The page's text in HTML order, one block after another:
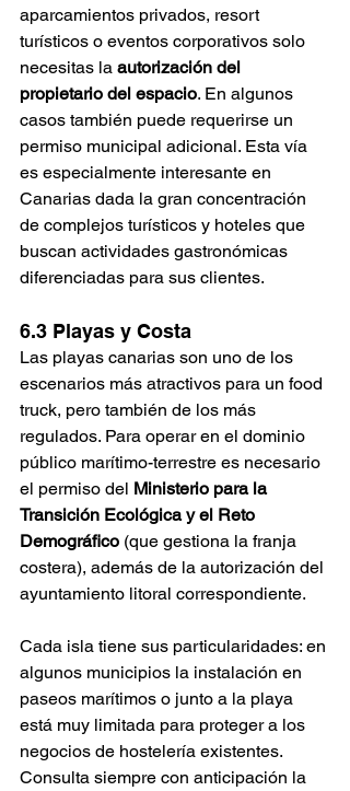
aparcamientos privados, resort
turísticos o eventos corporativos solo
necesitas la autorización del
propietario del espacio. En algunos
casos también puede requerirse un
permiso municipal adicional. Esta vía
es especialmente interesante en
Canarias dada la gran concentración
de complejos turísticos y hoteles que
buscan actividades gastronómicas
diferenciadas para sus clientes.
6.3 Playas y Costa
Las playas canarias son uno de los
escenarios más atractivos para un food
truck, pero también de los más
regulados. Para operar en el dominio
público marítimo-terrestre es necesario
el permiso del Ministerio para la
Transición Ecológica y el Reto
Demográfico (que gestiona la franja
costera), además de la autorización del
ayuntamiento litoral correspondiente.
Cada isla tiene sus particularidades: en
algunos municipios la instalación en
paseos marítimos o junto a la playa
está muy limitada para proteger a los
negocios de hostelería existentes.
Consulta siempre con anticipación la